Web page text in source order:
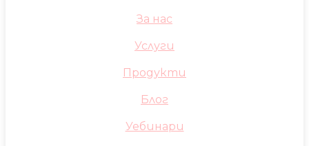
За нас
Услуги
Продукти
Блог
Уебинари